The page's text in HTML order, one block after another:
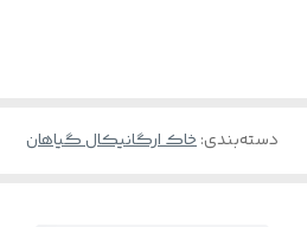
دسته‌بندی:خاک ارگانیکال گیاهان